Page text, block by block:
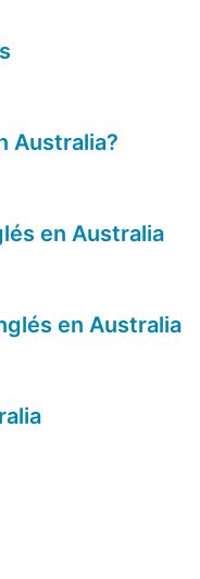
Australia?
en Australia
en Australia